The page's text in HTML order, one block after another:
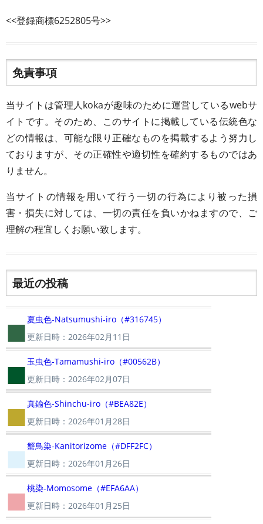
<<登録商標6252805号>>
免責事項
当サイトは管理人kokaが趣味のために運営しているwebサ
イトです。そのため、このサイトに掲載している伝統色な
どの情報は、可能な限り正確なものを掲載するよう努力し
ておりますが、その正確性や適切性を確約するものではあ
りません。
当サイトの情報を用いて行う一切の行為により被った損
害・損失に対しては、一切の責任を負いかねますので、ご
理解の程宜しくお願い致します。
最近の投稿
■ 夏虫色-Natsumushi-iro（#316745）
更新日時：2026年02月11日
■ 玉虫色-Tamamushi-iro（#00562B）
更新日時：2026年02月07日
■真鍮色-Shinchu-iro（#BEA82E）
更新日時：2026年01月28日
■ 蟹鳥染-Kanitorizome（#DFF2FC）
更新日時：2026年01月26日
■桃染-Momosome（#EFA6AA）
更新日時：2026年01月25日